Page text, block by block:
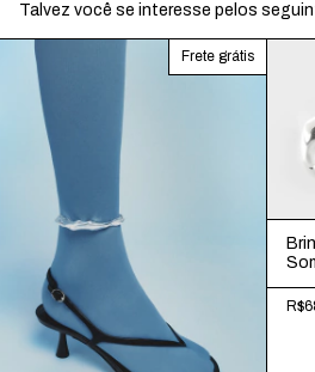
Talvez você se interesse pelos
Frete grátis